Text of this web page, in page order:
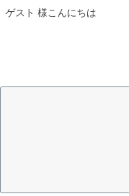
ゲスト 様こんにちは